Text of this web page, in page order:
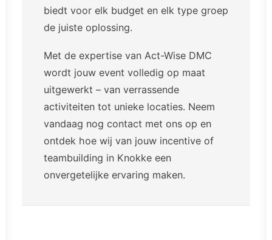
biedt voor elk budget en elk type groep
de juiste oplossing.
Met de expertise van Act-Wise DMC
wordt jouw event volledig op maat
uitgewerkt – van verrassende
activiteiten tot unieke locaties. Neem
vandaag nog contact met ons op en
ontdek hoe wij van jouw incentive of
teambuilding in Knokke een
onvergetelijke ervaring maken.